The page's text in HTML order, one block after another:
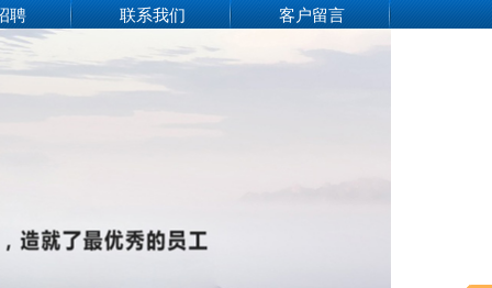
聘 联系我们 客户留言